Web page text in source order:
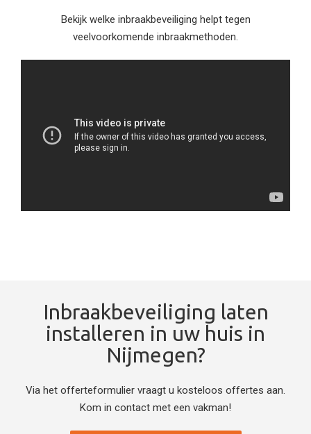
Bekijk welke inbraakbeveiliging helpt tegen
veelvoorkomende inbraakmethoden.
Inbraakbeveiliging laten
installeren in uw huis in
Nijmegen?
Via het offerteformulier vraagt u kosteloos offertes aan.
Kom in contact met een vakman!